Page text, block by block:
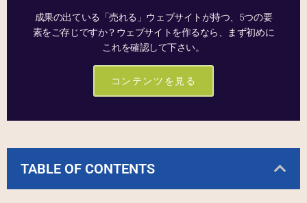
成果の出ている「売れる」ウェブサイトが持つ、5つの要
素をご存じですか？ウェブサイトを作るなら、まず初めに
これを確認して下さい。
コンテンツを見る
TABLE OF CONTENTS